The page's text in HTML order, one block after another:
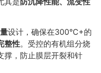
设计，确保在300°C+的
整性。受控的有机组分烧
撑，防止膜层开裂和针